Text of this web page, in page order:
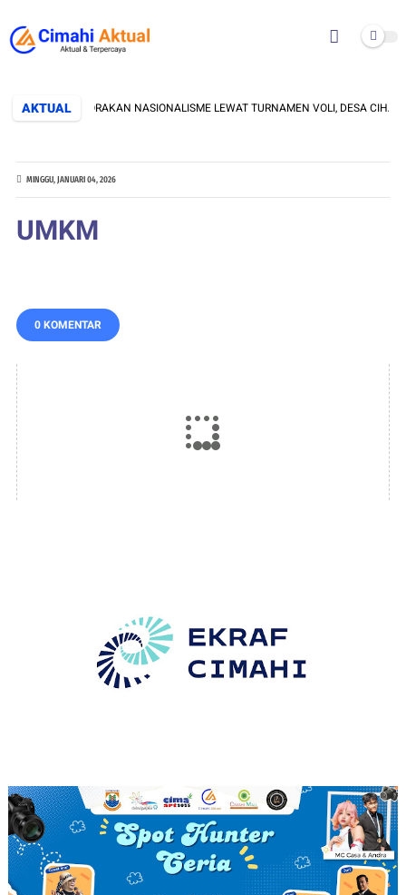
AKTUAL
GELORAKAN NASIONALISME LEWAT TURNAMEN VOLI, DESA
MINGGU, JANUARI 04, 2026
UMKM
0 KOMENTAR